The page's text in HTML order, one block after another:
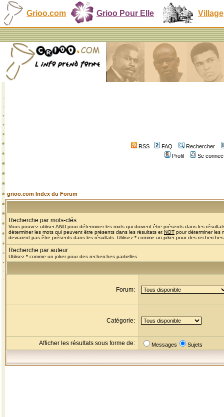
Grioo.com Grioo Pour Elle Village
RSS FAQ
Rechercher
Profil
Se
grioo.com Index du Forum
Recherche par mots-clés:
Vous pouvez utiliserAND pour déterminer les mots qui doivent être présents dans les
déterminer les mots qui peuvent être présents dans les résultats et NOT pour déterminer les
devraient pas être présents dans les résultats. Utilisez * comme un joker pour des
Recherche par auteur:
Utilisez * comme un joker pour des recherches partielles
Forum:
Catégorie:
Afficher les résultats sous forme de: Messages Sujets